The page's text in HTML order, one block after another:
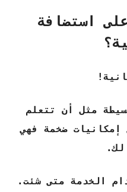
استضافة
مثل أن تتعلم
إمكانيات ضخمة فهي
لك.
الخدمة متى شئت.